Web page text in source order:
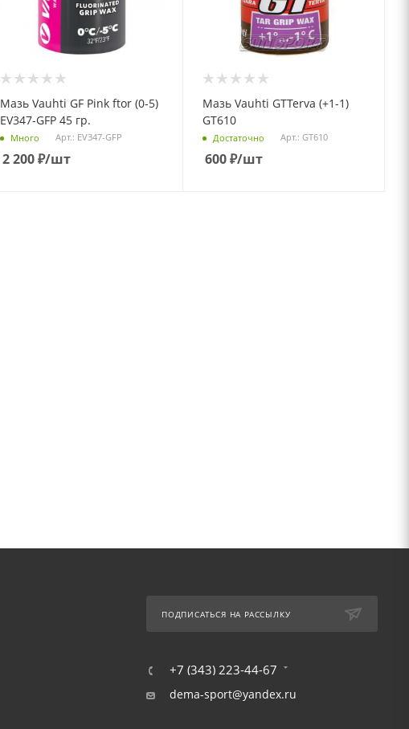
Мазь Vauhti GF Pink ftor (0-5)
EV347-GFP 45 гр.
Много Арт.: EV347-GFP
2 200₽/шт
Мазь Vauhti GTTerva (+1-1)
GT610
Достаточно Арт.: GT610
600₽/шт
ПОДПИСАТЬСЯ НА РАССЫЛКУ
+7 (343) 223-44-67
dema-sport@yandex.ru